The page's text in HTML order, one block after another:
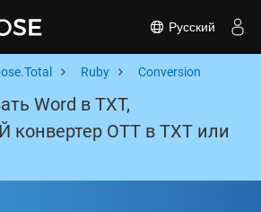
Русский
Ruby Conversion
Word в TXT,
OTT в TXT или